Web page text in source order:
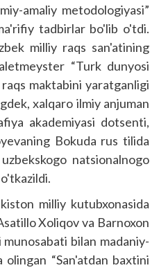
amaliy metodologiyasi”
tadbirlar bo'lib o'tdi.
milliy raqs san'atining
“Turk dunyosi
raqs maktabini yaratganligi
xalqaro ilmiy anjuman
akademiyasi dotsenti,
Bokuda rus tilida
natsionalnogo
milliy kutubxonasida
Xoliqov va Barnoxon
bilan madaniy-
“San'atdan baxtini